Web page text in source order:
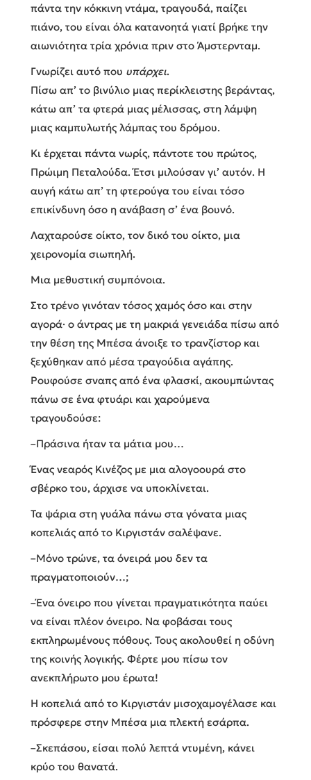
πάντα την κόκκινη ντάμα, τραγουδά, παίζει
πιάνο, του είναι όλα κατανοητά γιατί βρήκε την
αιωνιότητα τρία χρόνια πριν στο Άμστερνταμ.
Γνωρίζει αυτό που υπάρχει.
Πίσω απ’ το βινύλιο μιας περίκλειστης βεράντας,
κάτω απ’ τα φτερά μιας μέλισσας, στη λάμψη
μιας καμπυλωτής λάμπας του δρόμου.
Κι έρχεται πάντα νωρίς, πάντοτε του πρώτος,
Πρώιμη Πεταλούδα. Έτσι μιλούσαν γι’ αυτόν. Η
αυγή κάτω απ’ τη φτερούγα του είναι τόσο
επικίνδυνη όσο η ανάβαση σ’ ένα βουνό.
Λαχταρούσε οίκτο, τον δικό του οίκτο, μια
χειρονομία σιωπηλή.
Μια μεθυστική συμπόνοια.
Στο τρένο γινόταν τόσος χαμός όσο και στην
αγορά· ο άντρας με τη μακριά γενειάδα πίσω από
την θέση της Μπέσα άνοιξε το τρανζίστορ και
ξεχύθηκαν από μέσα τραγούδια αγάπης.
Ρουφούσε σναπς από ένα φλασκί, ακουμπώντας
πάνω σε ένα φτυάρι και χαρούμενα
τραγουδούσε:
–Πράσινα ήταν τα μάτια μου…
Ένας νεαρός Κινέζος με μια αλογοουρά στο
σβέρκο του, άρχισε να υποκλίνεται.
Τα ψάρια στη γυάλα πάνω στα γόνατα μιας
κοπελιάς από το Κιργιστάν σαλέψανε.
–Μόνο τρώνε, τα όνειρά μου δεν τα
πραγματοποιούν…;
–Ένα όνειρο που γίνεται πραγματικότητα παύει
να είναι πλέον όνειρο. Να φοβάσαι τους
εκπληρωμένους πόθους. Τους ακολουθεί η οδύνη
της κοινής λογικής. Φέρτε μου πίσω τον
ανεκπλήρωτο μου έρωτα!
Η κοπελιά από το Κιργιστάν μισοχαμογέλασε και
πρόσφερε στην Μπέσα μια πλεκτή εσάρπα.
–Σκεπάσου, είσαι πολύ λεπτά ντυμένη, κάνει
κρύο του θανατά.